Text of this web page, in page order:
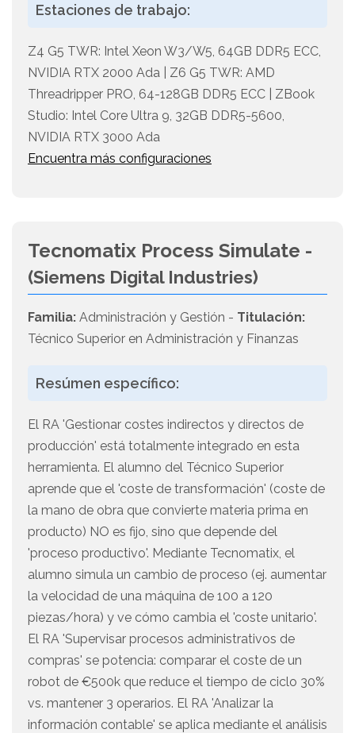
Estaciones de trabajo:
Z4 G5 TWR: Intel Xeon W3/W5, 64GB DDR5 ECC,
NVIDIA RTX 2000 Ada | Z6 G5 TWR: AMD
Threadripper PRO, 64-128GB DDR5 ECC | ZBook
Studio: Intel Core Ultra 9, 32GB DDR5-5600,
NVIDIA RTX 3000 Ada
Encuentra más configuraciones
Tecnomatix Process Simulate -
(Siemens Digital Industries)
Familia: Administración y Gestión - Titulación:
Técnico Superior en Administración y Finanzas
Resúmen específico:
El RA 'Gestionar costes indirectos y directos de
producción' está totalmente integrado en esta
herramienta. El alumno del Técnico Superior
aprende que el 'coste de transformación' (coste de
la mano de obra que convierte materia prima en
producto) NO es fijo, sino que depende del
'proceso productivo'. Mediante Tecnomatix, el
alumno simula un cambio de proceso (ej. aumentar
la velocidad de una máquina de 100 a 120
piezas/hora) y ve cómo cambia el 'coste unitario'.
El RA 'Supervisar procesos administrativos de
compras' se potencia: comparar el coste de un
robot de €500k que reduce el tiempo de ciclo 30%
vs. mantener 3 operarios. El RA 'Analizar la
información contable' se aplica mediante el análisis